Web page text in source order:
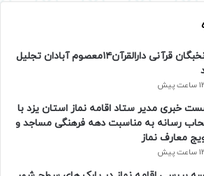
از نخبگان قرآنی دارالقرآن۱۴معصوم آبادان تجلیل
پیش
خبری مدیر ستاد اقامه نماز استان یزد با
رسانه به مناسبت دهه فرهنگی مساجد و
معارف نماز
پیش